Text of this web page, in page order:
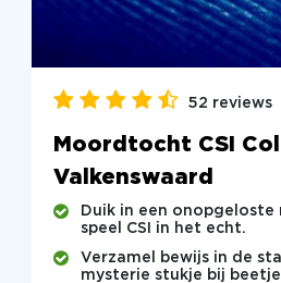
52 reviews
Moordtocht CSI
Valkenswaard
Duik in een onopgeloste
speel CSI in het echt.
Verzamel bewijs in de
mysterie stukje bij